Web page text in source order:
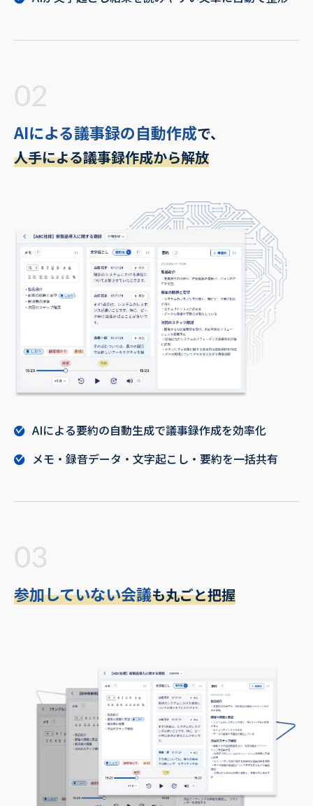
02
AIによる議事録の自動作成で、
人手による議事録作成から解放
AIによる要約の自動生成で議事録作成を効率化
メモ・録音データ・文字起こし・要約を一括共有
03
参加していない会議も丸ごと把握